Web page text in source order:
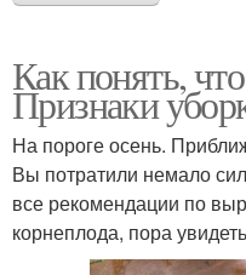
Как понять,
Признаки
На пороге осень.
Вы потратили немало
все рекомендации по
корнеплода, пора